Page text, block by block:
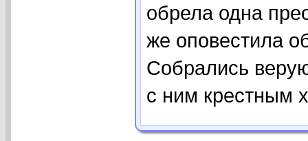
обрела одна
же оповестила
Собрались
с ним крестным